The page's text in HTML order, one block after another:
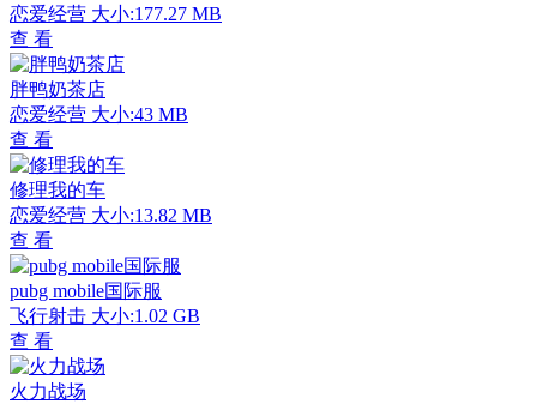
恋爱经营 大小:177.27 MB
查 看
胖鸭奶茶店
恋爱经营 大小:43 MB
查 看
修理我的车
恋爱经营 大小:13.82 MB
查 看
pubg mobile国际服
飞行射击 大小:1.02 GB
查 看
火力战场